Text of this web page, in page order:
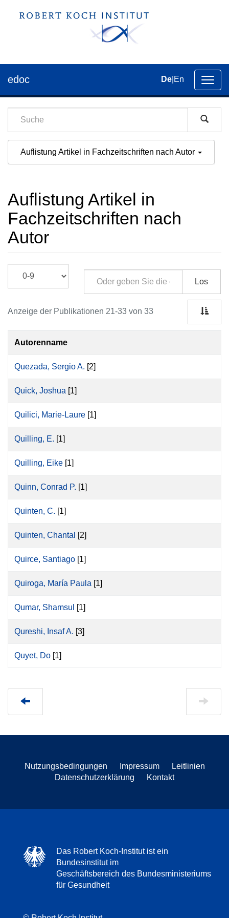
der
edoc De En
Auflistung Artikel in Fachzeitschriften nach Autor
Auflistung Artikel in
Fachzeitschriften nach
Autor
Los
Anzeige der Publikationen 21-33 von 33
Autorenname
Quezada, Sergio A. [2]
Quick, Joshua [1]
Quilici, Marie-Laure [1]
Quilling, E. [1]
Quilling, Eike [1]
Quinn, Conrad P. [1]
Quinten, C. [1]
Quinten, Chantal [2]
Quirce, Santiago [1]
Quiroga, María Paula [1]
Qumar, Shamsul [1]
Qureshi, Insaf A. [3]
Quyet, Do [1]
Nutzungsbedingungen Impressum
Leitlinien
Datenschutzerklärung
Kontakt
Das Robert Koch-Institut ist ein
Bundesinstitut im
Geschäftsbereich des Bundesministeriums
für Gesundheit